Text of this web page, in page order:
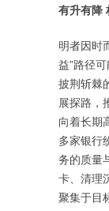
有升有降
明者因时
益”路径
披荆斩棘
展探路，
向着长期
多家银行
务的质量
卡、清理
聚集于目